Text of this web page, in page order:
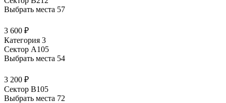
Выбрать места 57
3 600 ₽
Категория 3
Сектор А105
Выбрать места 54
3 200 ₽
Сектор В105
Выбрать места 72